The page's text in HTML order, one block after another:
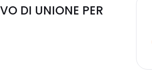
DI UNIONE PER